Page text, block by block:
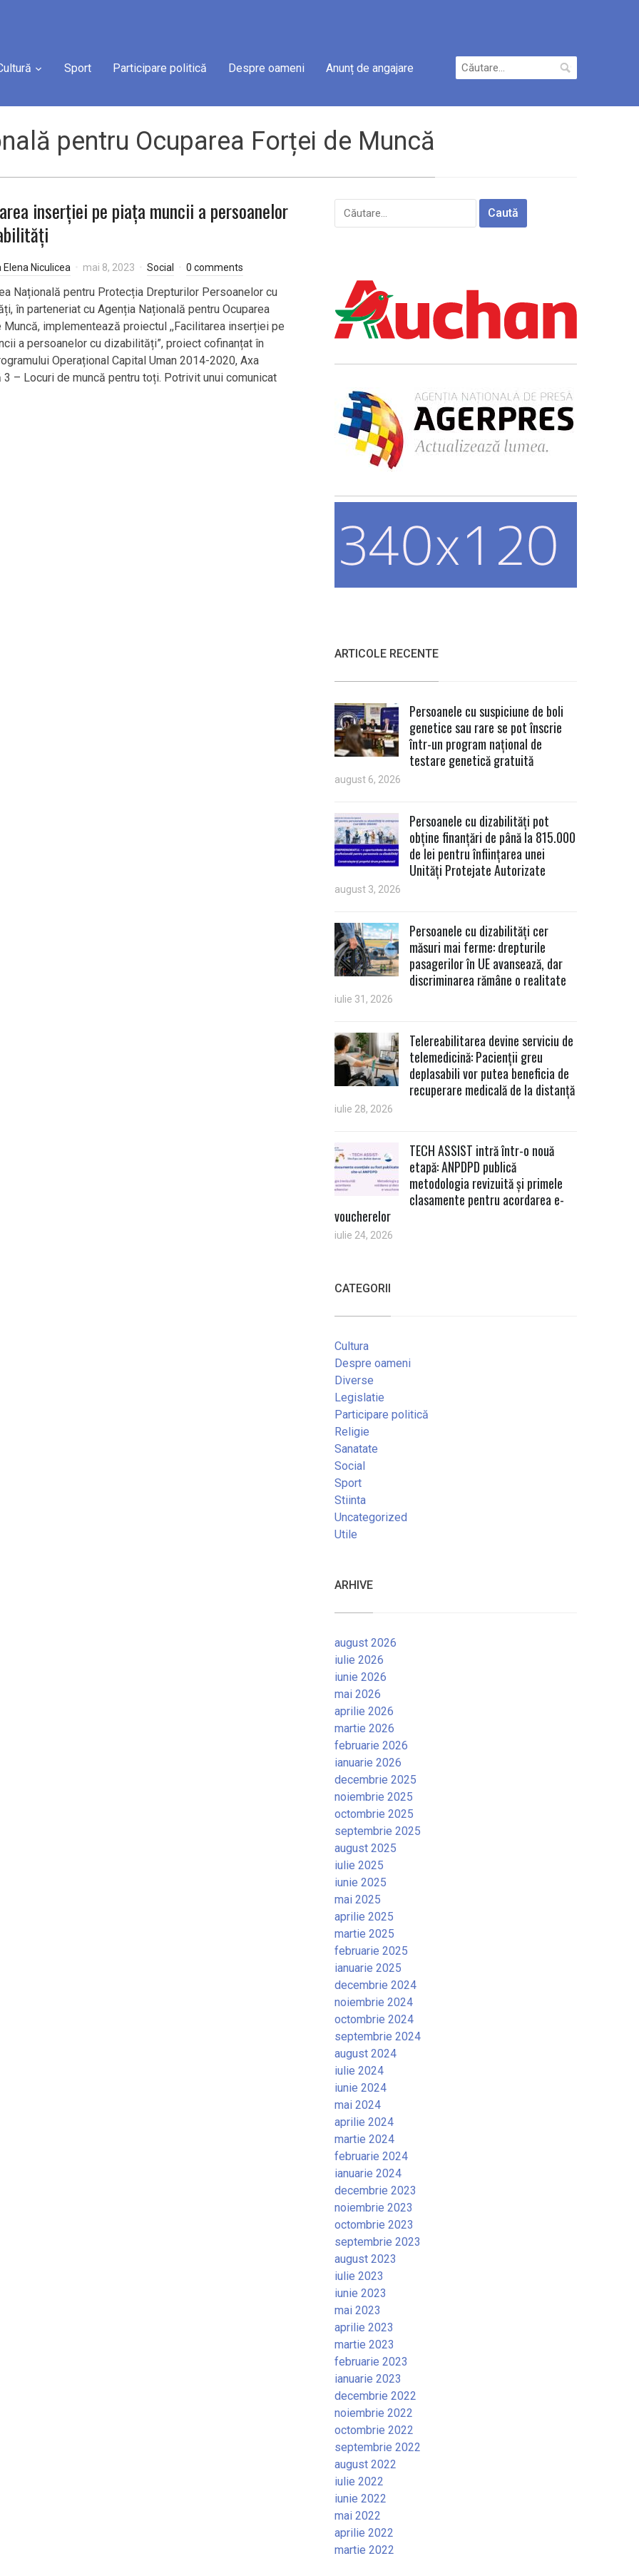
Sport Participare politică Despre oameni Anunț de angajare
Caută
după:
pentru Ocuparea Forței de Muncă
inserției pe piața muncii a persoanelor
Elena Niculicea mai 8, 2023 Social 0 comments
Națională pentru Protecția Drepturilor Persoanelor cu
în parteneriat cu Agenția Națională pentru Ocuparea
Muncă, implementează proiectul ,,Facilitarea inserției pe
a persoanelor cu dizabilități”, proiect cofinanțat în
Operațional Capital Uman 2014-2020, Axa
3 – Locuri de muncă pentru toți. Potrivit unui comunicat
Caută
după:
ARTICOLE RECENTE
Persoanele cu suspiciune de boli
genetice sau rare se pot înscrie
într-un program național de
testare genetică gratuită
august 6, 2026
Persoanele cu dizabilități pot
obține finanțări de până la 815.000
de lei pentru înființarea unei
Unități Protejate Autorizate
august 3, 2026
Persoanele cu dizabilități cer
măsuri mai ferme: drepturile
pasagerilor în UE avansează, dar
discriminarea rămâne o realitate
iulie 31, 2026
Telereabilitarea devine serviciu de
telemedicină: Pacienții greu
deplasabili vor putea beneficia de
recuperare medicală de la distanță
iulie 28, 2026
TECH ASSIST intră într-o nouă
etapă: ANPDPD publică
metodologia revizuită și primele
clasamente pentru acordarea e-
voucherelor
iulie 24, 2026
CATEGORII
Cultura
Despre oameni
Diverse
Legislatie
Participare politică
Religie
Sanatate
Social
Sport
Stiinta
Uncategorized
Utile
ARHIVE
august 2026
iulie 2026
iunie 2026
mai 2026
aprilie 2026
martie 2026
februarie 2026
ianuarie 2026
decembrie 2025
noiembrie 2025
octombrie 2025
septembrie 2025
august 2025
iulie 2025
iunie 2025
mai 2025
aprilie 2025
martie 2025
februarie 2025
ianuarie 2025
decembrie 2024
noiembrie 2024
octombrie 2024
septembrie 2024
august 2024
iulie 2024
iunie 2024
mai 2024
aprilie 2024
martie 2024
februarie 2024
ianuarie 2024
decembrie 2023
noiembrie 2023
octombrie 2023
septembrie 2023
august 2023
iulie 2023
iunie 2023
mai 2023
aprilie 2023
martie 2023
februarie 2023
ianuarie 2023
decembrie 2022
noiembrie 2022
octombrie 2022
septembrie 2022
august 2022
iulie 2022
iunie 2022
mai 2022
aprilie 2022
martie 2022